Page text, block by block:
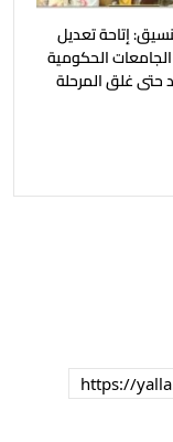
إتاحة تعديل
الجامعات الحكومية
حتى غلق المرحلة